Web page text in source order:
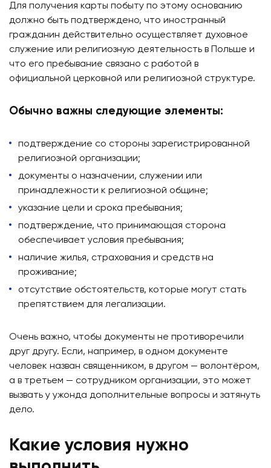
Для получения карты побыту по этому основанию
должно быть подтверждено, что иностранный
гражданин действительно осуществляет духовное
служение или религиозную деятельность в Польше и
что его пребывание связано с работой в
официальной церковной или религиозной структуре.
Обычно важны следующие элементы:
подтверждение со стороны зарегистрированной
религиозной организации;
документы о назначении, служении или
принадлежности к религиозной общине;
указание цели и срока пребывания;
подтверждение, что принимающая сторона
обеспечивает условия пребывания;
наличие жилья, страхования и средств на
проживание;
отсутствие обстоятельств, которые могут стать
препятствием для легализации.
Очень важно, чтобы документы не противоречили
друг другу. Если, например, в одном документе
человек назван священником, в другом — волонтёром,
а в третьем — сотрудником организации, это может
вызвать у ужонда дополнительные вопросы и затянуть
дело.
Какие условия нужно